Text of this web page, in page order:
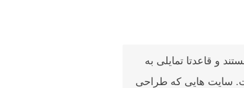
و قاعدتا تمایلی به
سایت هایی که طراحی